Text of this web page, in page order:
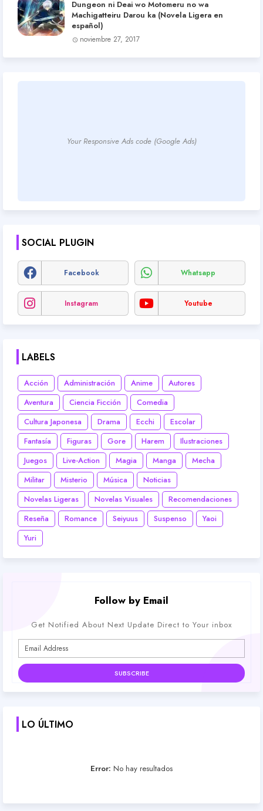
Dungeon ni Deai wo Motomeru no wa
Machigatteiru Darou ka (Novela Ligera en
español)
noviembre 27, 2017
Your Responsive Ads code (Google Ads)
SOCIAL PLUGIN
Facebook Whatsapp
Instagram Youtube
LABELS
Acción Administración Anime
Autores
Aventura
Ciencia Ficción
Comedia
Cultura Japonesa
Drama Ecchi
Escolar
Fantasía
Figuras Gore Harem
Ilustraciones
Juegos
Live-Action Magia Manga
Mecha
Militar
Misterio Música
Noticias
Novelas Ligeras
Novelas Visuales
Recomendaciones
Reseña
Romance Seiyuus Suspenso
Yaoi
Yuri
Follow by Email
Get Notified About Next Update Direct to Your inbox
LO ÚLTIMO
Error: No hay resultados